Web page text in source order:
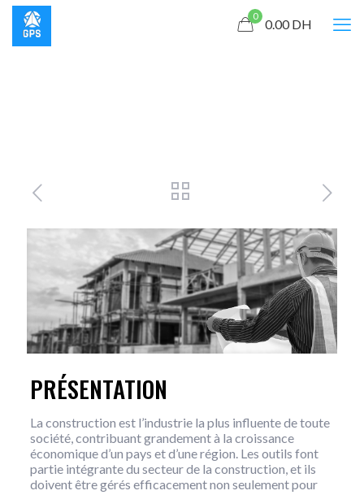
0
0.00DH
PRÉSENTATION
La construction est l’industrie la plus influente de toute
société, contribuant grandement à la croissance
économique d’un pays et d’une région. Les outils font
partie intégrante du secteur de la construction, et ils
doivent être gérés efficacement non seulement pour